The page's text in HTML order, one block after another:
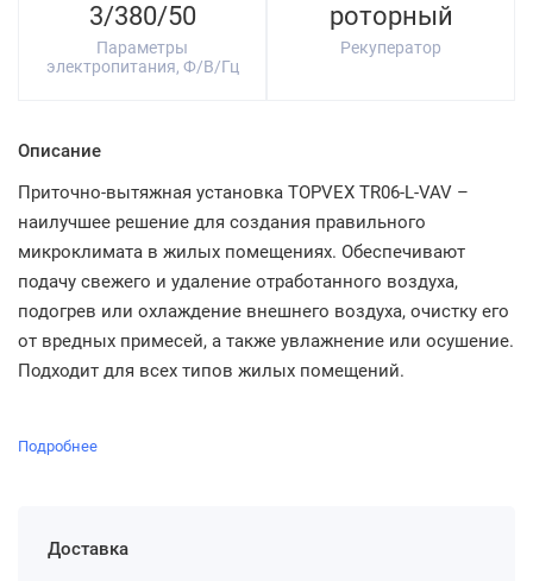
3/380/50
Параметры
электропитания, Ф/В/Гц
роторный
Рекуператор
Описание
Приточно-вытяжная установка TOPVEX TR06-L-VAV –
наилучшее решение для создания правильного
микроклимата в жилых помещениях. Обеспечивают
подачу свежего и удаление отработанного воздуха,
подогрев или охлаждение внешнего воздуха, очистку его
от вредных примесей, а также увлажнение или осушение.
Подходит для всех типов жилых помещений.
Подробнее
Доставка